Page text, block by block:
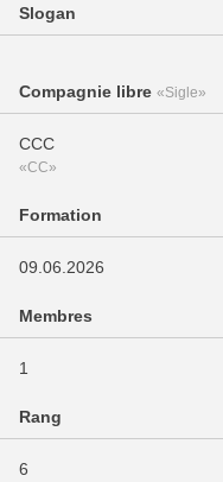
Slogan
Compagnie libre «Sigle»
CCC
«CC»
Formation
09.06.2026
Membres
1
Rang
6